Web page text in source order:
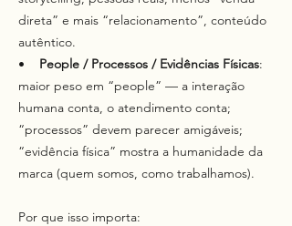
direta” e mais “relacionamento”, conteúdo
autêntico.
• People / Processos / Evidências Físicas:
maior peso em “people” — a interação
humana conta, o atendimento conta;
“processos” devem parecer amigáveis;
“evidência física” mostra a humanidade da
marca (quem somos, como trabalhamos).
Por que isso importa: